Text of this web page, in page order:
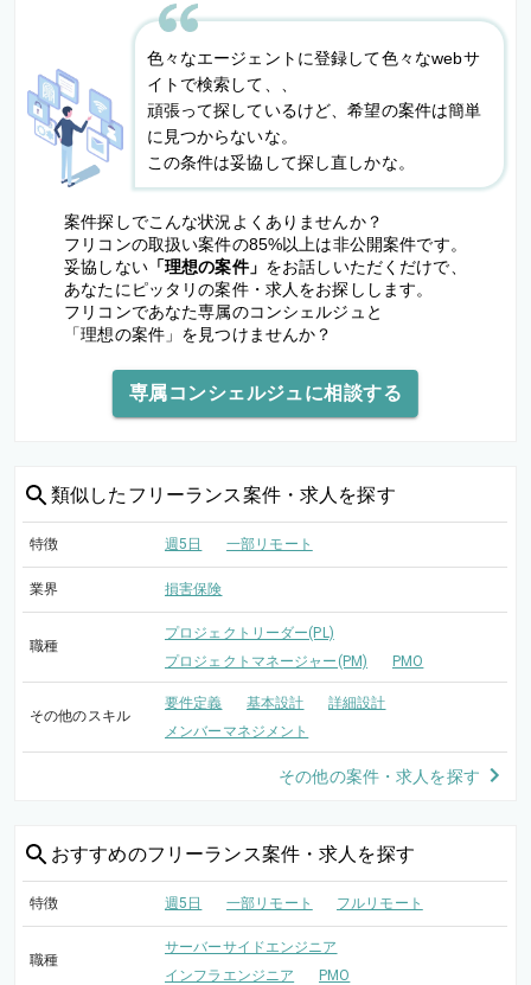
色々なエージェントに登録して色々なwebサ
イトで検索して、、
頑張って探しているけど、希望の案件は簡単
に見つからないな。
この条件は妥協して探し直しかな。
案件探しでこんな状況よくありませんか？
フリコンの取扱い案件の85%以上は非公開案件です。
妥協しない「理想の案件」 をお話しいただくだけで、
あなたにピッタリの案件・求人をお探しします。
フリコンであなた専属のコンシェルジュと
「理想の案件」を見つけませんか？
専属コンシェルジュに相談する
類似した フリーランス案件・求人を探す
特徴 週5日 一部リモート
業界 損害保険
職種
プロジェクトリーダー(PL)
プロジェクトマネージャー(PM)
PMO
その他のスキル
要件定義 基本設計
詳細設計
メンバーマネジメント
その他の案件・求人を探す
おすすめのフリーランス案件・求人を探す
特徴 週5日 一部リモート フルリモート
職種
サーバーサイドエンジニア
インフラエンジニア
PMO